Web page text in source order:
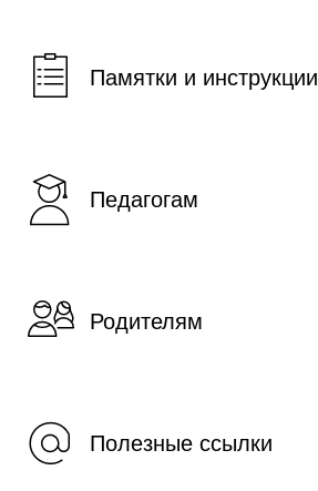
Памятки и инструкции
Педагогам
Родителям
Полезные ссылки